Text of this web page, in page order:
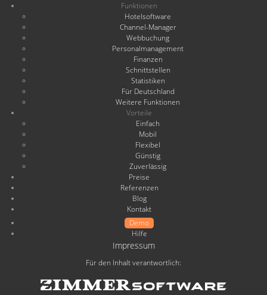
Funktionen
Hotelsoftware
Channel-Manager
Webbuchung
Personalmanagement
Finanzen
Schnittstellen
Statistiken
Für Deutschland
Weitere Funktionen
Vorteile
Einfach
Mobil
Flexibel
Günstig
Zuverlässig
Preise
Referenzen
Blog
Kontakt
Demo
Hilfe
Impressum
Für den Inhalt verantwortlich: